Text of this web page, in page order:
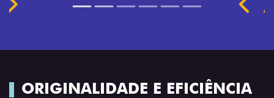
Rodas de liga leve
ORIGINALIDADE E EFICIÊNCIA